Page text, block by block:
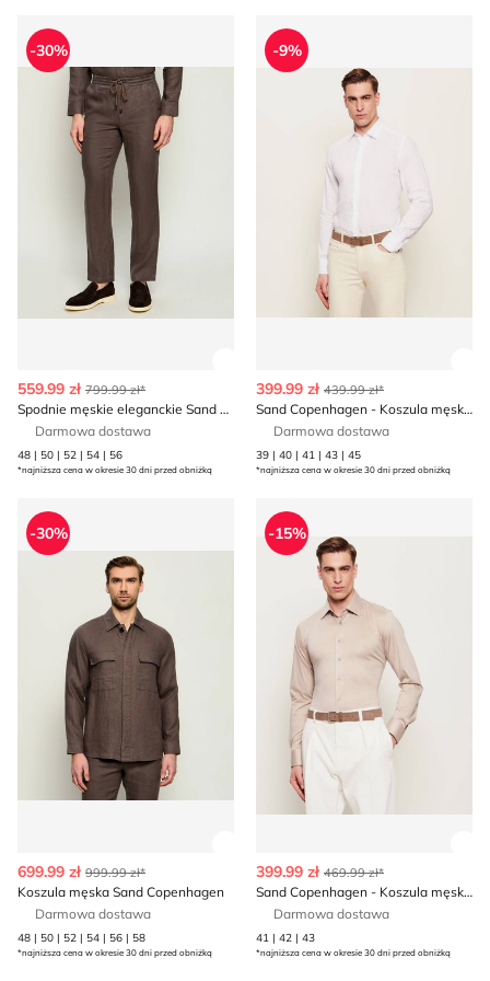
Spodnie męskie eleganckie Sand Copenhagen
-30%
559.99 zł 799.99 zł*
Spodnie męskie eleganckie Sand Copenhagen
Darmowa dostawa
48 | 50 | 52 | 54 | 56
*najniższa cena w okresie 30 dni przed obniżką
Sand Copenhagen -
-9%
399.99 zł 439.99 zł*
Sand Copenhagen - Koszula męska na wiosnę
Darmowa dostawa
39 | 40 | 41 | 43 | 45
*najniższa cena w okresie 30 dni przed obniżką
Koszula męska Sand Copenhagen
-30%
699.99 zł 999.99 zł*
Koszula męska Sand Copenhagen
Darmowa dostawa
48 | 50 | 52 | 54 | 56 | 58
*najniższa cena w okresie 30 dni przed obniżką
Sand Copenhagen -
-15%
399.99 zł 469.99 zł*
Sand Copenhagen - Koszula męska letnia
Darmowa dostawa
41 | 42 | 43
*najniższa cena w okresie 30 dni przed obniżką